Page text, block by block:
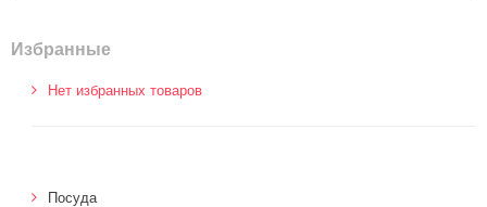
Избранные
Нет избранных товаров
Посуда